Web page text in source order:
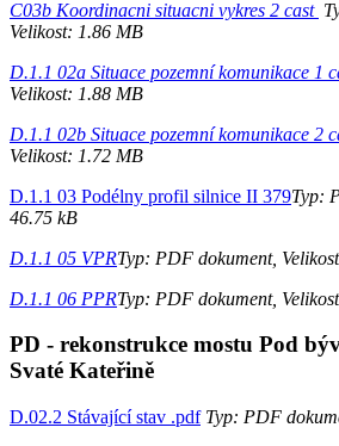
C03b Koordinacni situacni vykres 2 cast
Velikost: 1.86 MB
D.1.1 02a Situace pozemní komunikace 1
Velikost: 1.88 MB
D.1.1 02b Situace pozemní komunikace 2
Velikost: 1.72 MB
D.1.1 03 Podélny profil silnice II 379Typ:
46.75 kB
D.1.1 05 VPRTyp: PDF dokument,
D.1.1 06 PPRTyp: PDF dokument,
PD - rekonstrukce mostu Pod
Svaté Kateřině
D.02.2 Stávající stav .pdfTyp: PDF